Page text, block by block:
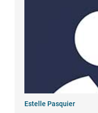
Estelle Pasquier